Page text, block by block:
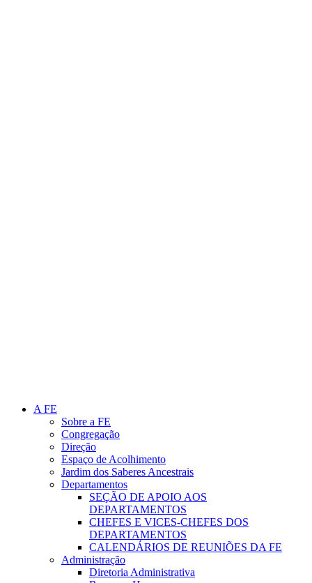
A FE
Sobre a FE
Congregação
Direção
Espaço de Acolhimento
Jardim dos Saberes Ancestrais
Departamentos
SEÇÃO DE APOIO AOS
DEPARTAMENTOS
CHEFES E VICES-CHEFES DOS
DEPARTAMENTOS
CALENDÁRIOS DE REUNIÕES DA FE
Administração
Diretoria Administrativa